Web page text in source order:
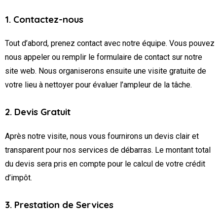
1. Contactez-nous
Tout d’abord, prenez contact avec notre équipe. Vous pouvez
nous appeler ou remplir le formulaire de contact sur notre
site web. Nous organiserons ensuite une visite gratuite de
votre lieu à nettoyer pour évaluer l’ampleur de la tâche.
2. Devis Gratuit
Après notre visite, nous vous fournirons un devis clair et
transparent pour nos services de débarras. Le montant total
du devis sera pris en compte pour le calcul de votre crédit
d’impôt.
3. Prestation de Services